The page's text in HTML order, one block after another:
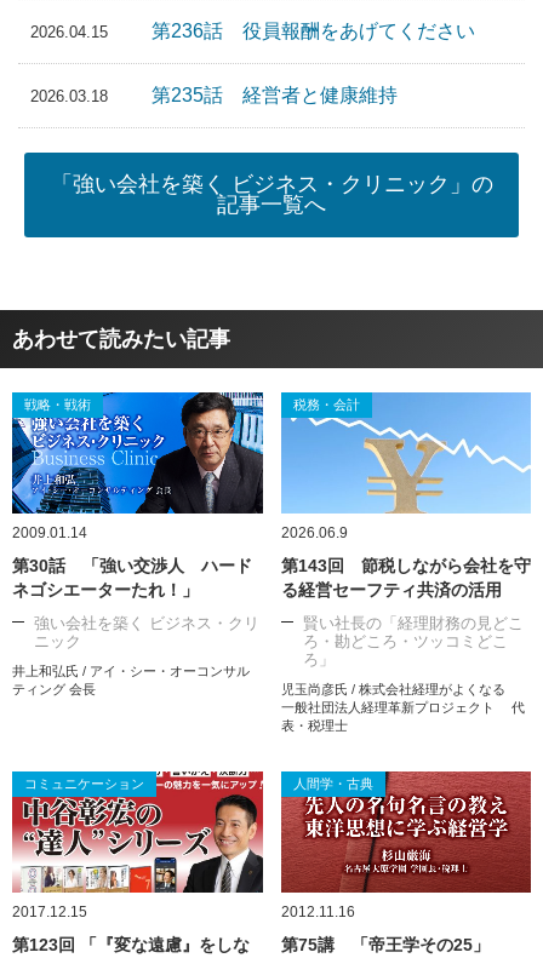
2026.04.15 第236話 役員報酬をあげてください
2026.03.18 第235話 経営者と健康維持
「強い会社を築く ビジネス・クリニック」の
記事一覧へ
あわせて読みたい記事
戦略・戦術
2009.01.14
第30話 「強い交渉人 ハード
ネゴシエーターたれ！」
強い会社を築く ビジネス・クリ
ニック
井上和弘氏 / アイ・シー・オーコンサル
ティング 会長
税務・会計
2026.06.9
第143回 節税しながら会社を守
る経営セーフティ共済の活用
賢い社長の「経理財務の見どこ
ろ・勘どころ・ツッコミどこ
ろ」
児玉尚彦氏 / 株式会社経理がよくなる
一般社団法人経理革新プロジェクト 代
表・税理士
コミュニケーション
2017.12.15
第123回 「『変な遠慮』をしな
人間学・古典
2012.11.16
第75講 「帝王学その25」